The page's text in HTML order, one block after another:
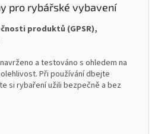
pro rybářské vybavení
produktů (GPSR),
a testováno s ohledem na
Při používání dbejte
si rybaření užili bezpečně a bez